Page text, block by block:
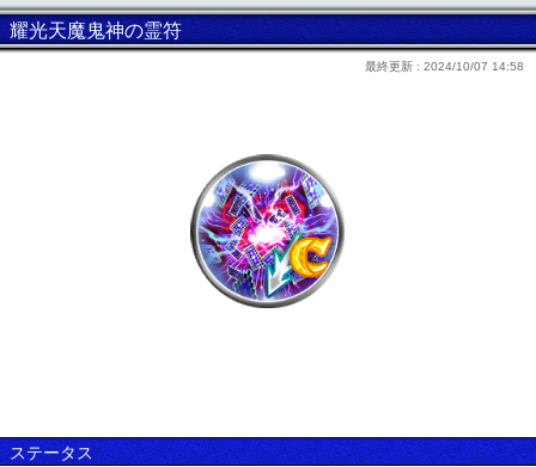
耀光天魔鬼神の霊符
最終更新 : 2024/10/07 14:58
ステータス